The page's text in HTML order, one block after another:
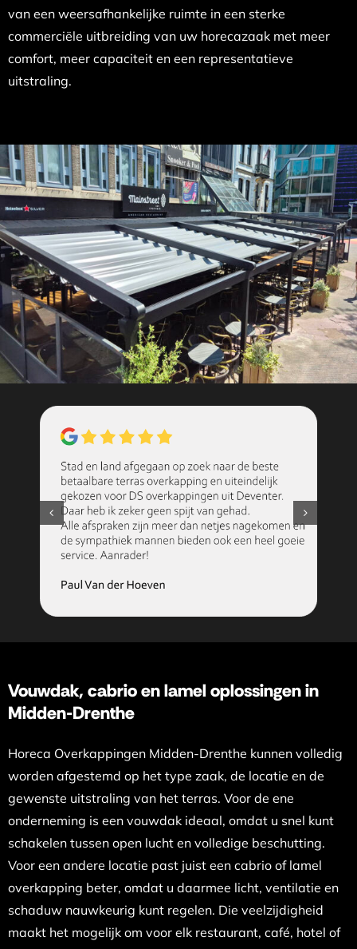
van een weersafhankelijke ruimte in een sterke
commerciële uitbreiding van uw horecazaak met meer
comfort, meer capaciteit en een representatieve
uitstraling.
Vouwdak, cabrio en lamel oplossingen in
Midden-Drenthe
Horeca Overkappingen Midden-Drenthe kunnen volledig
worden afgestemd op het type zaak, de locatie en de
gewenste uitstraling van het terras. Voor de ene
onderneming is een vouwdak ideaal, omdat u snel kunt
schakelen tussen open lucht en volledige beschutting.
Voor een andere locatie past juist een cabrio of lamel
overkapping beter, omdat u daarmee licht, ventilatie en
schaduw nauwkeurig kunt regelen. Die veelzijdigheid
maakt het mogelijk om voor elk restaurant, café, hotel of